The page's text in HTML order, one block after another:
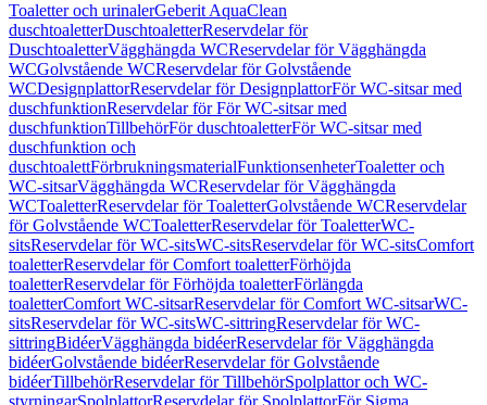
Toaletter och urinalerGeberit AquaClean
duschtoaletterDuschtoaletterReservdelar för
DuschtoaletterVägghängda WCReservdelar för Vägghängda
WCGolvstående WCReservdelar för Golvstående
WCDesignplattorReservdelar för DesignplattorFör WC-sitsar med
duschfunktionReservdelar för För WC-sitsar med
duschfunktionTillbehörFör duschtoaletterFör WC-sitsar med
duschfunktion och
duschtoalettFörbrukningsmaterialFunktionsenheterToaletter och
WC-sitsarVägghängda WCReservdelar för Vägghängda
WCToaletterReservdelar för ToaletterGolvstående WCReservdelar
för Golvstående WCToaletterReservdelar för ToaletterWC-
sitsReservdelar för WC-sitsWC-sitsReservdelar för WC-sitsComfort
toaletterReservdelar för Comfort toaletterFörhöjda
toaletterReservdelar för Förhöjda toaletterFörlängda
toaletterComfort WC-sitsarReservdelar för Comfort WC-sitsarWC-
sitsReservdelar för WC-sitsWC-sittringReservdelar för WC-
sittringBidéerVägghängda bidéerReservdelar för Vägghängda
bidéerGolvstående bidéerReservdelar för Golvstående
bidéerTillbehörReservdelar för TillbehörSpolplattor och WC-
styrningarSpolplattorReservdelar för SpolplattorFör Sigma